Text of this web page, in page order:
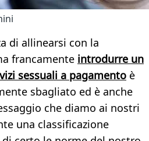
di allinearsi con la
francamente introdurre un
sessuali a pagamento è
sbagliato ed è anche
che diamo ai nostri
una classificazione